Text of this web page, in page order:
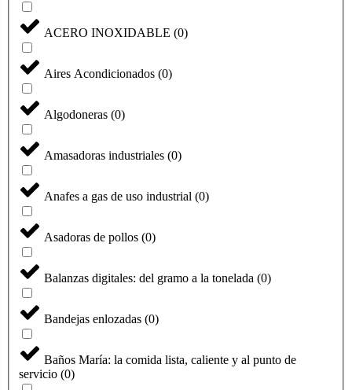
ACERO INOXIDABLE (0)
Aires Acondicionados (0)
Algodoneras (0)
Amasadoras industriales (0)
Anafes a gas de uso industrial (0)
Asadoras de pollos (0)
Balanzas digitales: del gramo a la tonelada (0)
Bandejas enlozadas (0)
Baños María: la comida lista, caliente y al punto de
servicio (0)